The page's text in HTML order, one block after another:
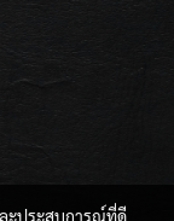
ะประสบการณ์ที่ดี